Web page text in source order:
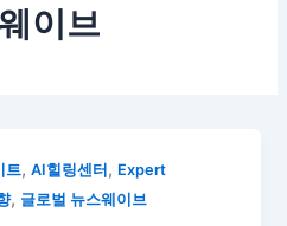
이브
트,AI힐링센터 , Expert
, 글로벌 뉴스웨이브